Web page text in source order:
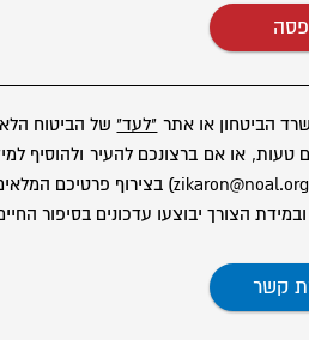
הביטחון או אתר "לעד"של הביטוח
או אם ברצונכם להעיר ולהוסיף
הצורך יבוצעו עדכונים בסיפור
קשר